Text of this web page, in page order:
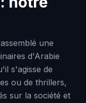
une
d'Arabie
s'agisse de
ou de thrillers,
sur la société et